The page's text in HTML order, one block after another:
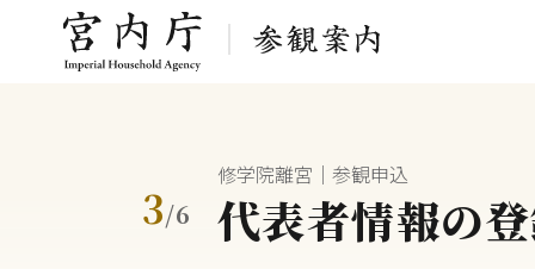
3/6
修学院離宮｜参観申込
代表者情報の